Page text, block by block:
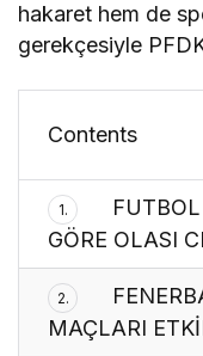
hakaret hem de
gerekçesiyle
Contents
1.
GÖRE OLASI
2.
MAÇLARI